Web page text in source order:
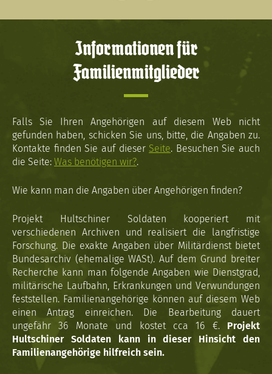
Informationen für
Familienmitglieder
Falls Sie Ihren Angehörigen auf diesem Web nicht
gefunden haben, schicken Sie uns, bitte, die Angaben zu.
Kontakte finden Sie auf dieser Seite. Besuchen Sie auch
die Seite: Was benötigen wir?.
Wie kann man die Angaben über Angehörigen finden?
Projekt Hultschiner Soldaten kooperiert mit
verschiedenen Archiven und realisiert die langfristige
Forschung. Die exakte Angaben über Militärdienst bietet
Bundesarchiv (ehemalige WASt). Auf dem Grund breiter
Recherche kann man folgende Angaben wie Dienstgrad,
militärische Laufbahn, Erkrankungen und Verwundungen
feststellen. Familienangehörige können auf diesem Web
einen Antrag einreichen. Die Bearbeitung dauert
ungefähr 36 Monate und kostet cca 16 €. Projekt
Hultschiner Soldaten kann in dieser Hinsicht den
Familienangehörige hilfreich sein.